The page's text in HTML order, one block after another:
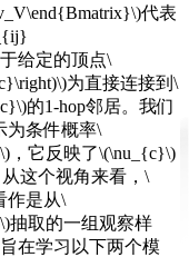
代表
给定的顶点\
为直接连接到\
的1-hop邻居。我们
为条件概率\
，它反映了\(\nu_{c}\)
这个视角来看，\
作是从\
抽取的一组观察样
在学习以下两个模